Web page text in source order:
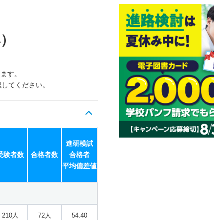
す。
てください。
験者数 合格者数
進研模試
合格者
平均偏差値
210人 72人 54.40